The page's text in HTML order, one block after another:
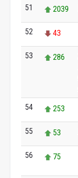
51 2039
52 43
53 286
54 253
55 53
56 75